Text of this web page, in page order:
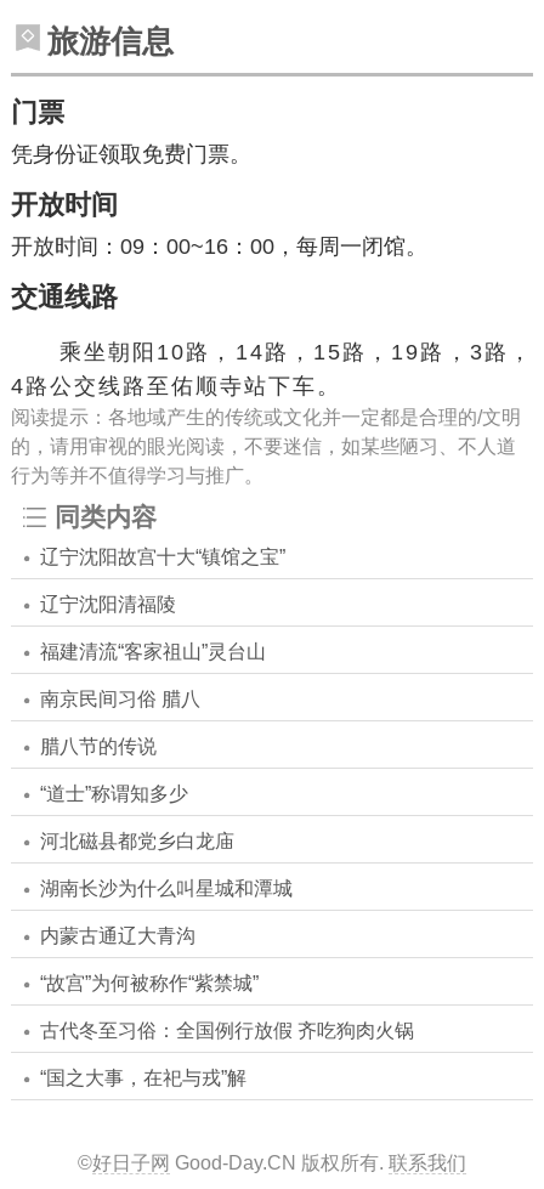
旅游信息
门票
凭身份证领取免费门票。
开放时间
开放时间：09：00~16：00，每周一闭馆。
交通线路
乘坐朝阳10路，14路，15路，19路，3路，
4路公交线路至佑顺寺站下车。
阅读提示：各地域产生的传统或文化并一定都是合理的/文明
的，请用审视的眼光阅读，不要迷信，如某些陋习、不人道
行为等并不值得学习与推广。
同类内容
辽宁沈阳故宫十大“镇馆之宝”
辽宁沈阳清福陵
福建清流“客家祖山”灵台山
南京民间习俗 腊八
腊八节的传说
“道士”称谓知多少
河北磁县都党乡白龙庙
湖南长沙为什么叫星城和潭城
内蒙古通辽大青沟
“故宫”为何被称作“紫禁城”
古代冬至习俗：全国例行放假 齐吃狗肉火锅
“国之大事，在祀与戎”解
©好日子网 Good-Day.CN 版权所有. 联系我们